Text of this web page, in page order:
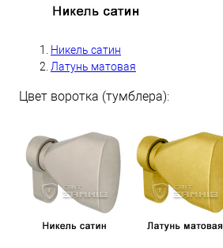
Никель сатин
Латунь матовая
Цвет воротка (тумблера):